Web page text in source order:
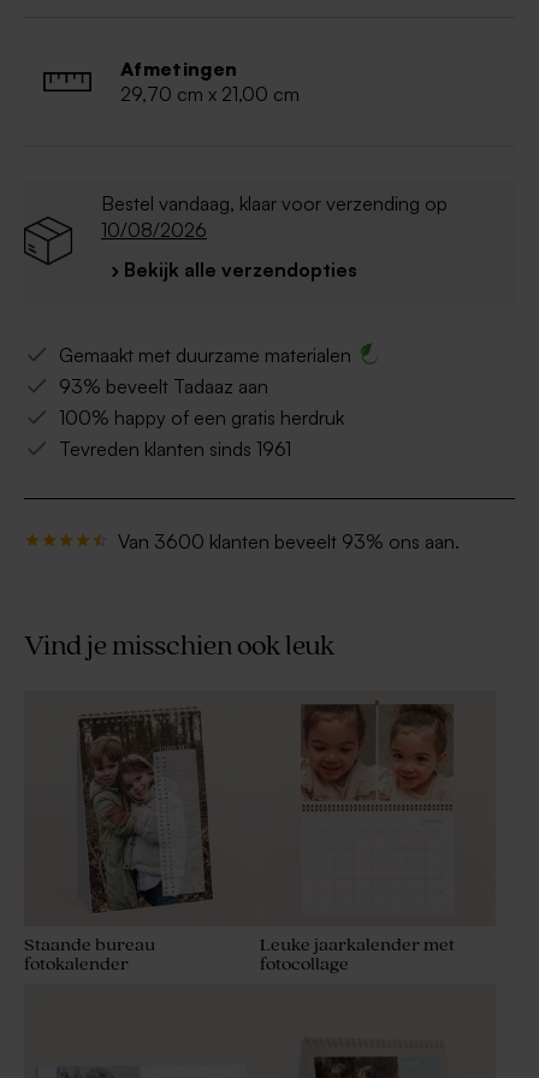
Afmetingen
29,70 cm x 21,00 cm
Bestel vandaag, klaar voor verzending op
10/08/2026
› Bekijk alle verzendopties
Gemaakt met duurzame materialen
93% beveelt Tadaaz aan
100% happy of een gratis herdruk
Tevreden klanten sinds 1961
Van 3600 klanten beveelt 93% ons aan.
Vind je misschien ook leuk
Staande bureau
fotokalender
Leuke jaarkalender met
fotocollage